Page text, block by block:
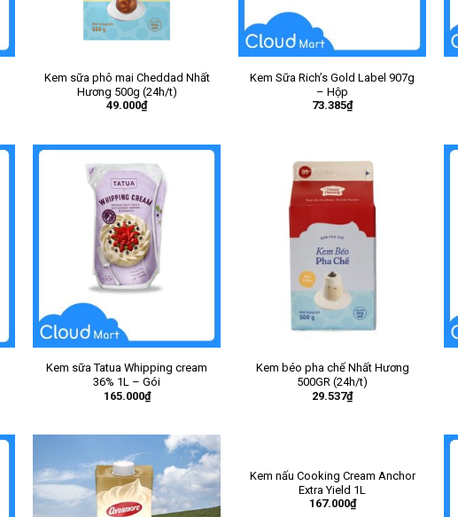
Kem sữa phô mai Cheddad Nhất
Hương 500g (24h/t)
49.000₫
Kem Sữa Rich’s Gold Label 907g
– Hộp
73.385₫
Kem sữa Tatua Whipping cream
36% 1L – Gói
165.000₫
Kem béo pha chế Nhất Hương
500GR (24h/t)
29.537₫
Kem nấu Cooking Cream Anchor
Extra Yield 1L
167.000₫